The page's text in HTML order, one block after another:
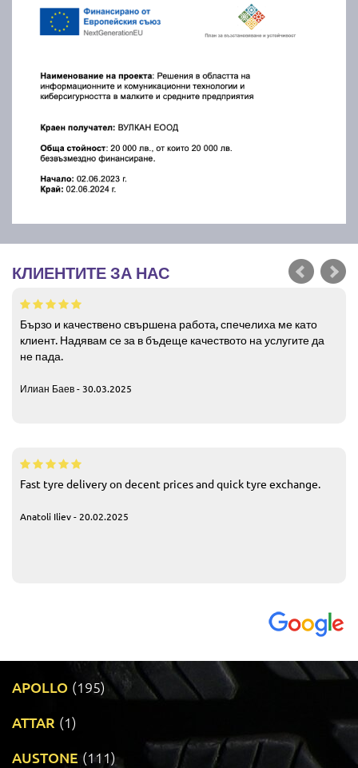
КЛИЕНТИТЕ ЗА НАС
Бързо и качествено свършена работа, спечелиха ме като
клиент. Надявам се за в бъдеще качеството на услугите да
не пада.
Илиан Баев - 30.03.2025
Fast tyre delivery on decent prices and quick tyre exchange.
Anatoli Iliev - 20.02.2025
APOLLO (195)
ATTAR (1)
AUSTONE (111)